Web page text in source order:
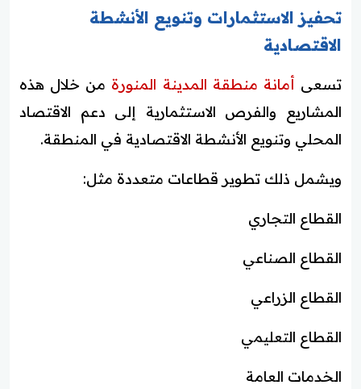
تحفيز الاستثمارات وتنويع الأنشطة
الاقتصادية
تسعى أمانة منطقة المدينة المنورة من خلال هذه
المشاريع والفرص الاستثمارية إلى دعم الاقتصاد
المحلي وتنويع الأنشطة الاقتصادية في المنطقة.
ويشمل ذلك تطوير قطاعات متعددة مثل:
القطاع التجاري
القطاع الصناعي
القطاع الزراعي
القطاع التعليمي
الخدمات العامة